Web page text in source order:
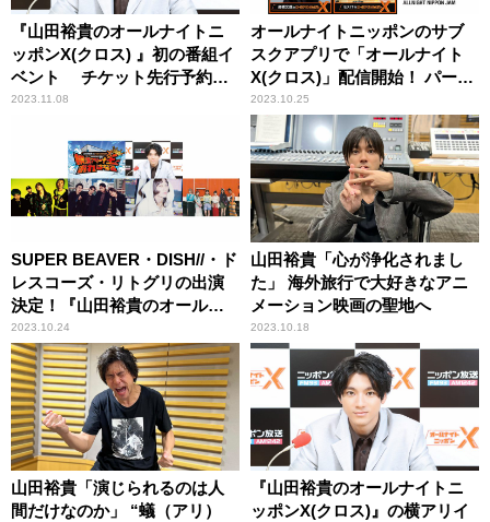
『山田裕貴のオールナイトニ
ッポンX(クロス) 』初の番組イ
ベント チケット先行予約が
わずか半日で予定枚数に到
2023.11.08
オールナイトニッポンのサブ
スクアプリで「オールナイト
X(クロス)」配信開始！ パーソ
ナリティは「山田裕貴」「緑
黄色社会・長屋晴子」「JO1」
「高橋文哉」「EXIT」
2023.10.25
SUPER BEAVER・DISH//・ド
レスコーズ・リトグリの出演
決定！『山田裕貴のオールナ
イトニッポンX(クロス)』番組
イベントのゲスト第1弾発表！
2023.10.24
山田裕貴「心が浄化されまし
た」 海外旅行で大好きなアニ
メーション映画の聖地へ
2023.10.18
山田裕貴「演じられるのは人
間だけなのか」 “蟻（アリ）
『山田裕貴のオールナイトニ
ッポンX(クロス)』の横アリイ